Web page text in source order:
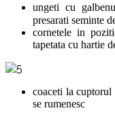
ungeti cu
presarati seminte
cornetele in
tapetata cu hartie
coaceti la cuptorul
se rumenesc